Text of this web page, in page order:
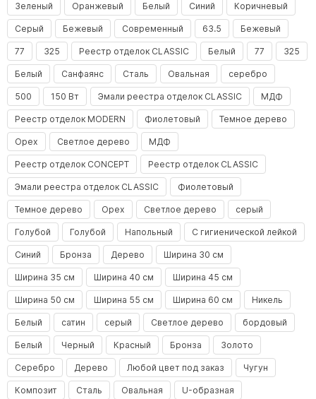
Зеленый Оранжевый Белый Синий Коричневый
Серый Бежевый Современный 63.5 Бежевый
77 325 Реестр отделок CLASSIC Белый 77 325
Белый Санфаянс Сталь Овальная серебро
500 150 Вт Эмали реестра отделок CLASSIC МДФ
Реестр отделок MODERN Фиолетовый Темное дерево
Орех Светлое дерево МДФ
Реестр отделок CONCEPT Реестр отделок CLASSIC
Эмали реестра отделок CLASSIC Фиолетовый
Темное дерево Орех Светлое дерево серый
Голубой Голубой Напольный С гигиенической лейкой
Синий Бронза Дерево Ширина 30 см
Ширина 35 см Ширина 40 см Ширина 45 см
Ширина 50 см Ширина 55 см Ширина 60 см Никель
Белый сатин серый Светлое дерево бордовый
Белый Черный Красный Бронза Золото
Серебро Дерево Любой цвет под заказ Чугун
Композит Сталь Овальная U-образная